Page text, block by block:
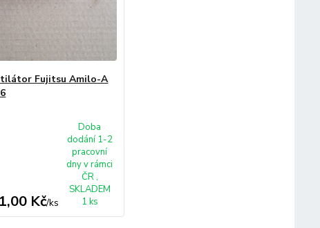
Fujitsu Amilo-A
Kč/ks
Doba
dodání 1-2
pracovní
dny v rámci
ČR ,
SKLADEM
1 ks